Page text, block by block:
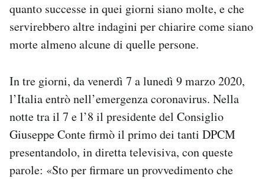
quanto successe in quei giorni siano molte, e che
servirebbero altre indagini per chiarire come siano
morte almeno alcune di quelle persone.
In tre giorni, da venerdì 7 a lunedì 9 marzo 2020,
l’Italia entrò nell’emergenza coronavirus. Nella
notte tra il 7 e l’8 il presidente del Consiglio
Giuseppe Conte firmò il primo dei tanti DPCM
presentandolo, in diretta televisiva, con queste
parole: «Sto per firmare un provvedimento che